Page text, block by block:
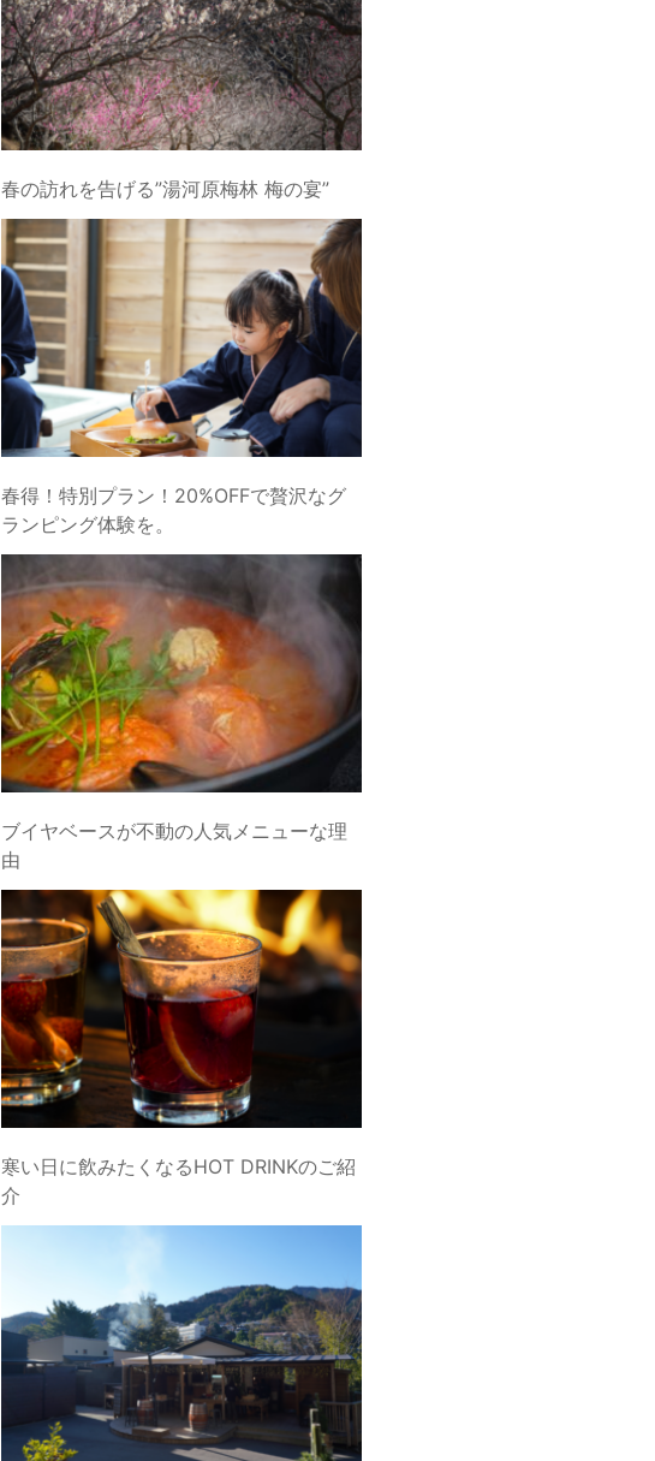
春の訪れを告げる”湯河原梅林 梅の宴”
春得！特別プラン！20%OFFで贅沢なグ
ランピング体験を。
ブイヤベースが不動の人気メニューな理
由
寒い日に飲みたくなるHOT DRINKのご紹
介